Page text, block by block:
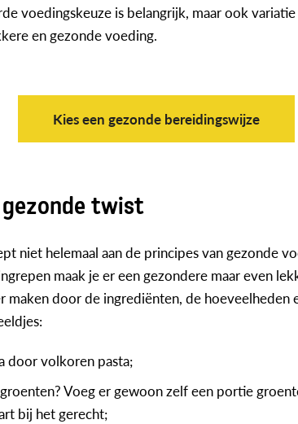
voedingskeuze is belangrijk, maar ook
en gezonde voeding.
Kies een gezonde bereidingswijze
twist
niet helemaal aan de principes van gezonde
maak je er een gezondere maar even
maken door de ingrediënten, de hoeveelheden
door volkoren pasta;
Voeg er gewoon zelf een portie
bij het gerecht;